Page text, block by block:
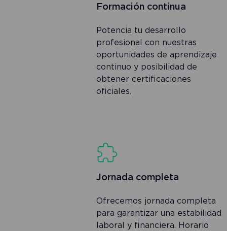
Formación continua
Potencia tu desarrollo
profesional con nuestras
oportunidades de aprendizaje
continuo y posibilidad de
obtener certificaciones
oficiales.
Jornada completa
Ofrecemos jornada completa
para garantizar una estabilidad
laboral y financiera. Horario